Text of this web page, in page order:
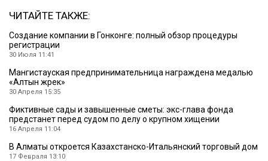
ЧИТАЙТЕ ТАКЖЕ:
Создание компании в Гонконге: полный обзор процедуры
регистрации
30 Июля 11:41
Мангистауская предпринимательница награждена медалью
«Алтын жүрек»
30 Апреля 15:35
Фиктивные сады и завышенные сметы: экс-глава фонда
предстанет перед судом по делу о крупном хищении
16 Апреля 11:04
В Алматы откроется Казахстанско-Итальянский торговый дом
17 Февраля 13:10